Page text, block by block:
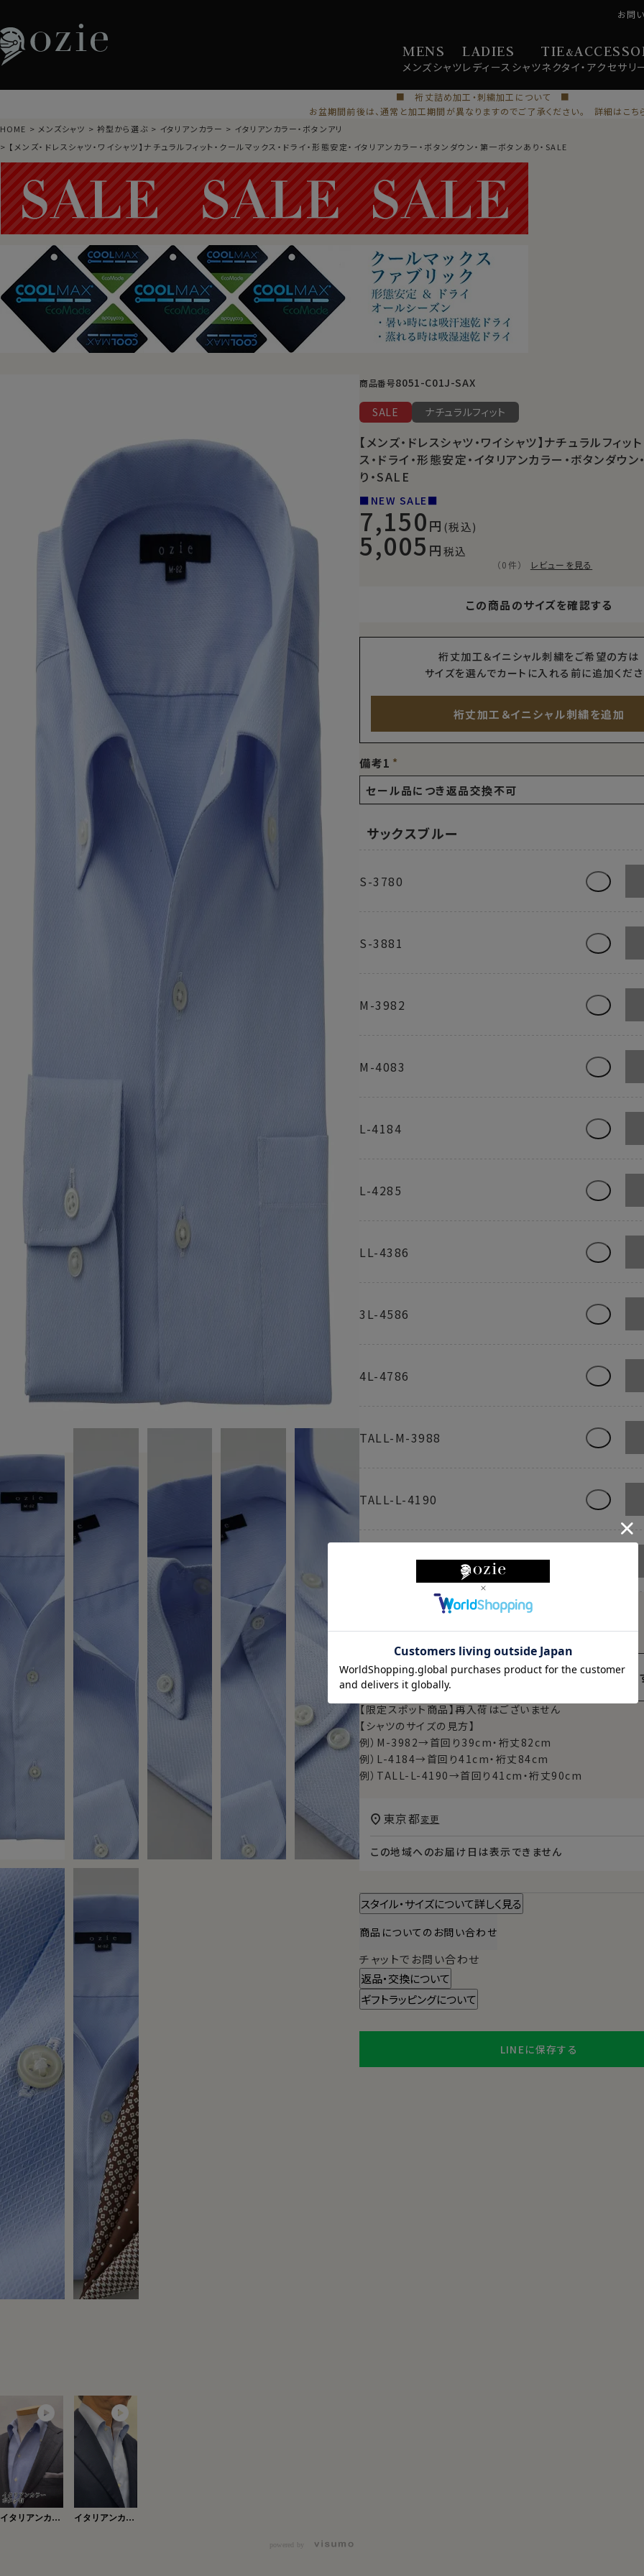
MENS
メンズシャツ
LADIES
レディース シャツ
TIE&
ネクタイ・ アクセサリ
お問
■ 裄丈詰め加工・刺繍加工について ■
お盆期間前後は、通常と加工期間が異なりますのでご了承ください。 詳細はこ
HOME メンズシャツ 衿型から選ぶ イタリアンカラー
イタリアンカラー・ボタンアリ
【メンズ・ドレスシャツ・ワイシャツ】ナチュラルフィット・クールマックス・ドライ・形態安定・イタリアンカラー・ボタンダウン・第一ボタンあり・SALE
イタリアンカラ
イタリアンカラ
powered by
商品番号8051-C01J-SAX
SALE ナチュラルフィット
【メンズ・ドレスシャツ・ワイシャツ】ナチュラルフィッ
ス・ドライ・形態安定・イタリアンカラー・ボタンダウ
り・SALE
■NEW SALE■
7,150 (税込)
5,005 税込
（0件） レビューを見る
この商品のサイズを確認する
裄丈加工＆イニシャル刺繍をご希望の方は
サイズを選んでカートに入れる前に追加くだ
裄丈加工＆イニシャル刺繍を追加
備考1
サックスブルー
S-3780
S-3881
M-3982
M-4083
L-4184
L-4285
LL-4386
3L-4586
4L-4786
TALL-M-3988
TALL-L-4190
TALL-LL-4390
おかげさまで完売しました。有難うございま
【限定スポット商品】再入荷はございません
【シャツのサイズの見方】
例）M-3982→首回り39cm・裄丈82cm
例）L-4184→首回り41cm・裄丈84cm
例）TALL-L-4190→首回り41cm・裄丈90cm
この地域へのお届け日は表示できません
東京都変更
スタイル・サイズについて詳しく見る
商品についてのお問い合わせ
チャットでお問い合わせ
返品・交換について
ギフトラッピングについて
LINEに保存する